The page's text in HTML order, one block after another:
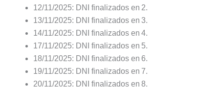
12/11/2025: DNI finalizados en 2.
13/11/2025: DNI finalizados en 3.
14/11/2025: DNI finalizados en 4.
17/11/2025: DNI finalizados en 5.
18/11/2025: DNI finalizados en 6.
19/11/2025: DNI finalizados en 7.
20/11/2025: DNI finalizados en 8.